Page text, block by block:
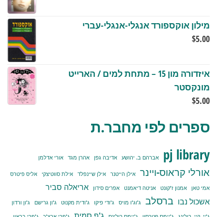
מילון אוקספורד אנגלי-אנגלי-עברי
$5.00
איזדורה מון 15 – מתחת למים / הארייט
מונקסטר
$5.00
ספרים לפי מחבר.ת
pj library אברהם ב. יהושע אדיבה גפן אהרן מגד אורי אדלמן
אורלי קראוס-ויינר אילן הייטנר אילן שיינפלד אילת סווטיצקי אליס פיטרס
אמי טאן אמנון ז'קונט אניטה דיאמנט אפרים סידון
אריאלה סביר
אשכול נבו ברסלב ג'וג'ו מויס ג'ודי פיקו ג'ודית מקנוט ג'ון גרישם ג'ון ורדון